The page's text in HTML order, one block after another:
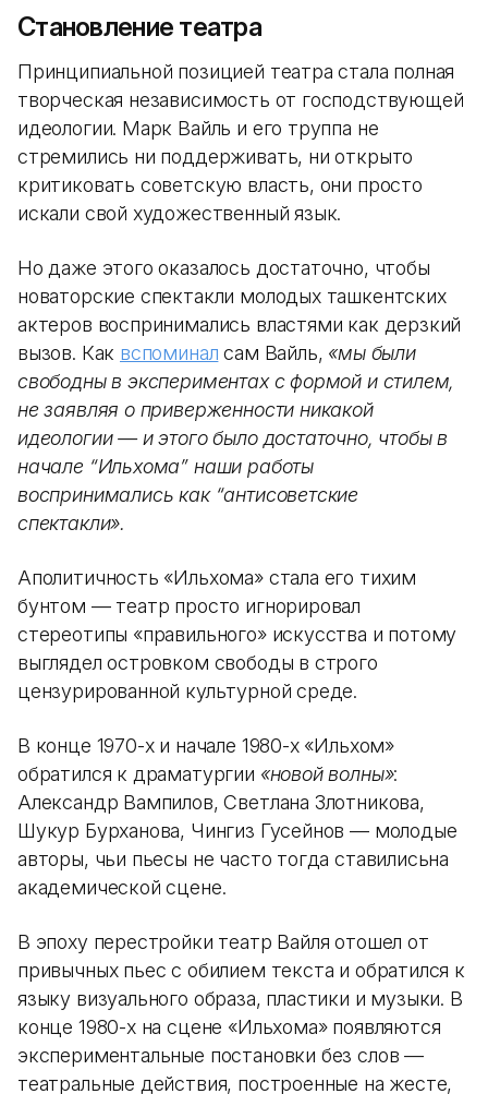
Становление театра
Принципиальной позицией театра стала полная
творческая независимость от господствующей
идеологии. Марк Вайль и его труппа не
стремились ни поддерживать, ни открыто
критиковать советскую власть, они просто
искали свой художественный язык.
Но даже этого оказалось достаточно, чтобы
новаторские спектакли молодых ташкентских
актеров воспринимались властями как дерзкий
вызов. Как вспоминал сам Вайль, «мы были
свободны в экспериментах с формой и стилем,
не заявляя о приверженности никакой
идеологии — и этого было достаточно, чтобы в
начале “Ильхома” наши работы
воспринимались как “антисоветские
спектакли».
Аполитичность «Ильхома» стала его тихим
бунтом — театр просто игнорировал
стереотипы «правильного» искусства и потому
выглядел островком свободы в строго
цензурированной культурной среде.
В конце 1970-х и начале 1980-х «Ильхом»
обратился к драматургии «новой волны»:
Александр Вампилов, Светлана Злотникова,
Шукур Бурханова, Чингиз Гусейнов — молодые
авторы, чьи пьесы не часто тогда ставилисьна
академической сцене.
В эпоху перестройки театр Вайля отошел от
привычных пьес с обилием текста и обратился к
языку визуального образа, пластики и музыки. В
конце 1980-х на сцене «Ильхома» появляются
экспериментальные постановки без слов —
театральные действия, построенные на жесте,